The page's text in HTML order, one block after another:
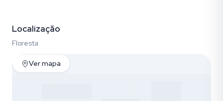
Localização
Floresta
Ver mapa